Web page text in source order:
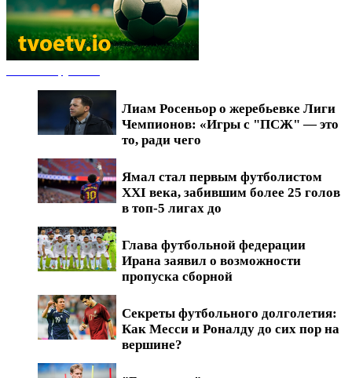
Лиам Росеньор о жеребьевке Лиги
Чемпионов: «Игры с "ПСЖ" — это
то, ради чего
Ямал стал первым футболистом
XXI века, забившим более 25 голов
в топ-5 лигах до
Глава футбольной федерации
Ирана заявил о возможности
пропуска сборной
Секреты футбольного долголетия:
Как Месси и Роналду до сих пор на
вершине?